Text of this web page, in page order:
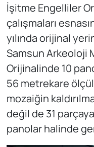
İşitme Engelliler
çalışmaları
yılında orijinal
Samsun Arkeoloji
Orijinalinde 10
56 metrekare
mozaiğin
değil de 31
panolar halinde